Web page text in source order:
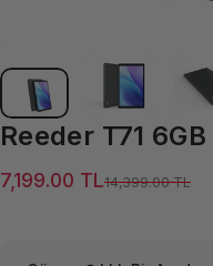
Reeder T71 6GB
Satış ücreti
7,199.00 TL
Normal fiyat14,399.00 TL